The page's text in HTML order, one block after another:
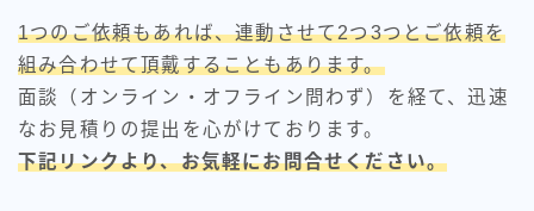
1つのご依頼もあれば、連動させて2つ3つとご依頼を
組み合わせて頂戴することもあります。
面談（オンライン・オフライン問わず）を経て、迅速
なお見積りの提出を心がけております。
下記リンクより、お気軽にお問合せください。